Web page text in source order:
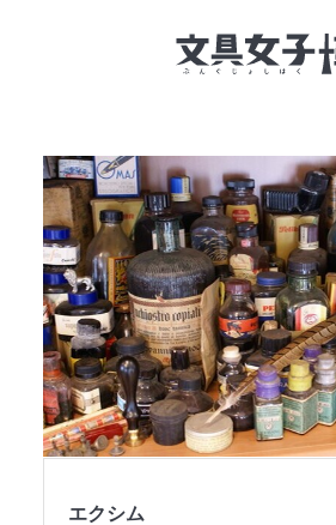
文具女子博とは
イベント一覧
NEWS
文具女子アワード
アイデアコンペ
レポート
エクシム